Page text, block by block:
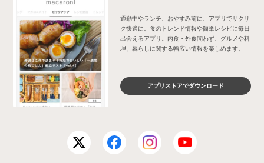
通勤中やランチ、おやすみ前に、アプリでサクサ
ク快適に。食のトレンド情報や簡単レシピに毎日
出会えるアプリ。内食・外食問わず、グルメや料
理、暮らしに関する幅広い情報を楽しめます。
アプリストアでダウンロード